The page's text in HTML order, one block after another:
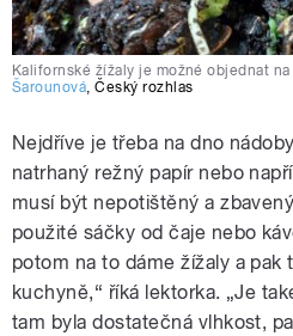
Kalifornské žížaly je možné objednat
Šarounová,Český rozhlas
Nejdříve je třeba na dno
natrhaný režný papír nebo
musí být nepotištěný a
použité sáčky od čaje nebo
potom na to dáme žížaly a pak
kuchyně,“ říká lektorka. „Je
tam byla dostatečná vlhkost,